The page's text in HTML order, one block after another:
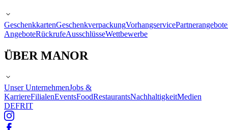
GeschenkkartenGeschenkverpackungVorhangservicePartnerangebote
AngeboteRückrufeAusschlüsseWettbewerbe
ÜBER MANOR
Unser UnternehmenJobs &
KarriereFilialenEventsFoodRestaurantsNachhaltigkeitMedien
DEFRIT